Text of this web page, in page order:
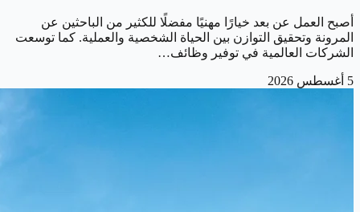
أصبح العمل عن بعد خيارًا مهنيًا مفضلًا للكثير من الباحثين عن
المرونة وتحقيق التوازن بين الحياة الشخصية والعملية. كما توسعت
الشركات العالمية في توفير وظائف…
5 أغسطس 2026